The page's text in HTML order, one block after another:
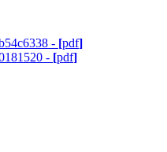
- [pdf]
- [pdf]